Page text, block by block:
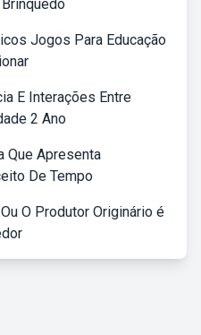
Jogos Para Educação
E Interações Entre
2 Ano
Que Apresenta
De Tempo
O Produtor Originário é